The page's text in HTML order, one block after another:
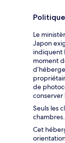
Le
Japon
indiquent
moment
de
conserver
Seuls les
chambres.
Cet